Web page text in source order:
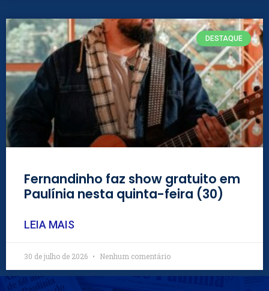
DESTAQUE
Fernandinho faz show gratuito em
Paulínia nesta quinta-feira (30)
LEIA MAIS
30 de julho de 2026 Nenhum comentário